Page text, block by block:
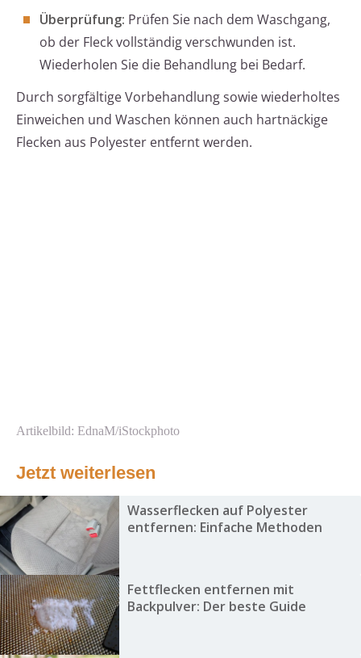
Überprüfung: Prüfen Sie nach dem Waschgang,
ob der Fleck vollständig verschwunden ist.
Wiederholen Sie die Behandlung bei Bedarf.
Durch sorgfältige Vorbehandlung sowie wiederholtes
Einweichen und Waschen können auch hartnäckige
Flecken aus Polyester entfernt werden.
Artikelbild: EdnaM/iStockphoto
Jetzt weiterlesen
Wasserflecken auf Polyester
entfernen: Einfache Methoden
Fettflecken entfernen mit
Backpulver: Der beste Guide